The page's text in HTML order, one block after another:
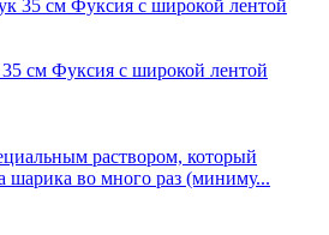
см Фуксия с широкой лентой
раствором, который
шарика во много раз (миниму...